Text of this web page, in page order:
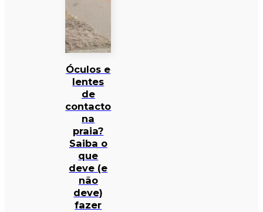
Óculos e
lentes
de
contacto
na
praia?
Saiba o
que
deve (e
não
deve)
fazer